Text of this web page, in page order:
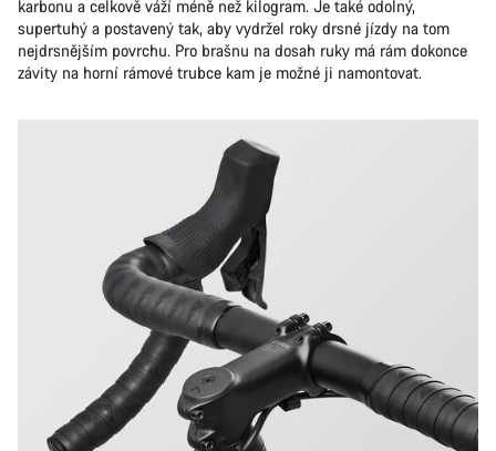
karbonu a celkově váží méně než kilogram. Je také odolný,
supertuhý a postavený tak, aby vydržel roky drsné jízdy na tom
nejdrsnějším povrchu. Pro brašnu na dosah ruky má rám dokonce
závity na horní rámové trubce kam je možné ji namontovat.